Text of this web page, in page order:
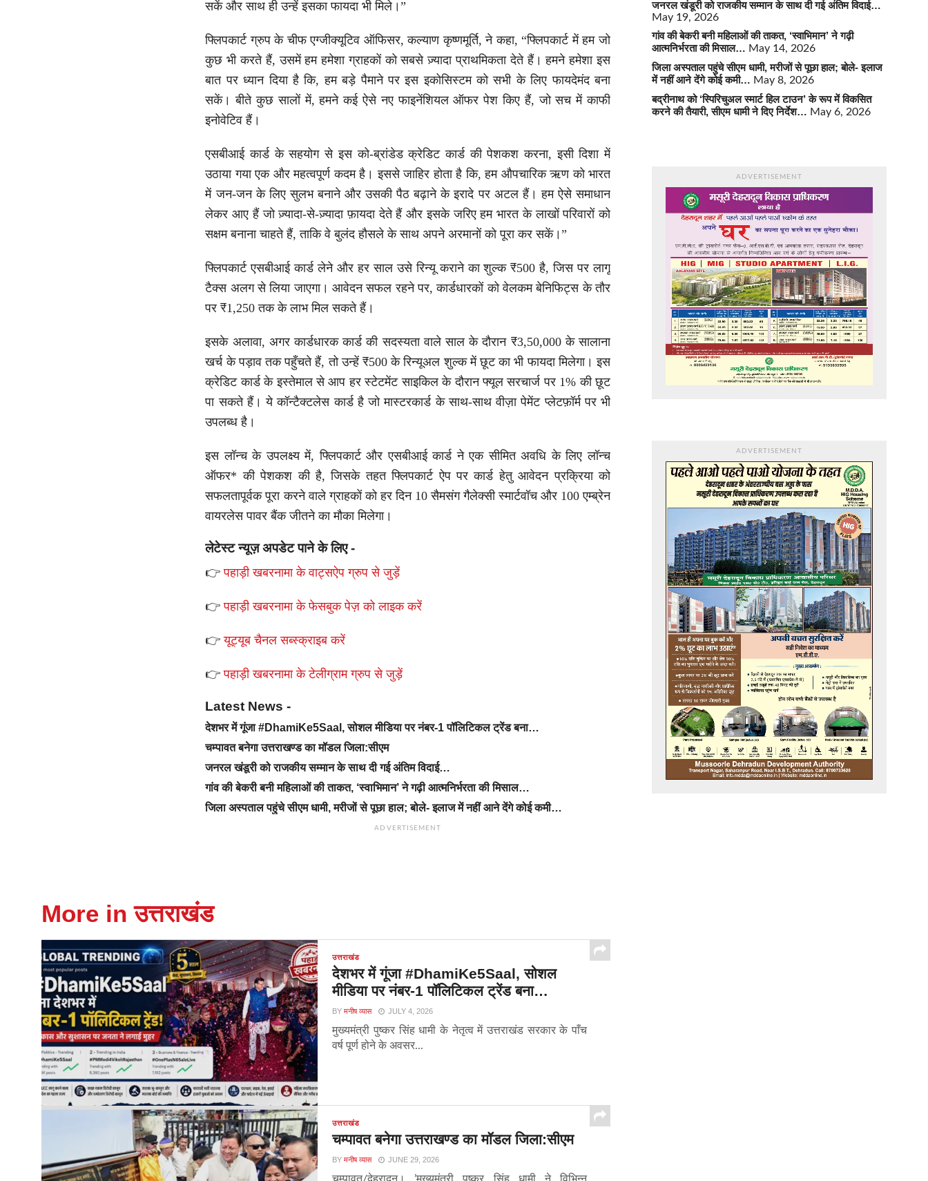
सकें और साथ ही उन्हें इसका फायदा भी मिले।”
फ्लिपकार्ट ग्रुप के चीफ एग्जीक्यूटिव ऑफिसर, कल्याण कृष्णमूर्ति, ने कहा, “फ्लिपकार्ट में हम जो
कुछ भी करते हैं, उसमें हम हमेशा ग्राहकों को सबसे ज़्यादा प्राथमिकता देते हैं। हमने हमेशा इस
बात पर ध्यान दिया है कि, हम बड़े पैमाने पर इस इकोसिस्टम को सभी के लिए फायदेमंद बना
सकें। बीते कुछ सालों में, हमने कई ऐसे नए फाइनेंशियल ऑफर पेश किए हैं, जो सच में काफी
इनोवेटिव हैं।
एसबीआई कार्ड के सहयोग से इस को-ब्रांडेड क्रेडिट कार्ड की पेशकश करना, इसी दिशा में
उठाया गया एक और महत्वपूर्ण कदम है। इससे जाहिर होता है कि, हम औपचारिक ऋण को भारत
में जन-जन के लिए सुलभ बनाने और उसकी पैठ बढ़ाने के इरादे पर अटल हैं। हम ऐसे समाधान
लेकर आए हैं जो ज़्यादा-से-ज़्यादा फ़ायदा देते हैं और इसके जरिए हम भारत के लाखों परिवारों को
सक्षम बनाना चाहते हैं, ताकि वे बुलंद हौसले के साथ अपने अरमानों को पूरा कर सकें।”
फ्लिपकार्ट एसबीआई कार्ड लेने और हर साल उसे रिन्यू कराने का शुल्क ₹500 है, जिस पर लागू
टैक्स अलग से लिया जाएगा। आवेदन सफल रहने पर, कार्डधारकों को वेलकम बेनिफिट्स के तौर
पर ₹1,250 तक के लाभ मिल सकते हैं।
इसके अलावा, अगर कार्डधारक कार्ड की सदस्यता वाले साल के दौरान ₹3,50,000 के सालाना
खर्च के पड़ाव तक पहुँचते हैं, तो उन्हें ₹500 के रिन्यूअल शुल्क में छूट का भी फायदा मिलेगा। इस
क्रेडिट कार्ड के इस्तेमाल से आप हर स्टेटमेंट साइकिल के दौरान फ्यूल सरचार्ज पर 1% की छूट
पा सकते हैं। ये कॉन्टैक्टलेस कार्ड है जो मास्टरकार्ड के साथ-साथ वीज़ा पेमेंट प्लेटफ़ॉर्म पर भी
उपलब्ध है।
इस लॉन्च के उपलक्ष्य में, फ्लिपकार्ट और एसबीआई कार्ड ने एक सीमित अवधि के लिए लॉन्च
ऑफर* की पेशकश की है, जिसके तहत फ्लिपकार्ट ऐप पर कार्ड हेतु आवेदन प्रक्रिया को
सफलतापूर्वक पूरा करने वाले ग्राहकों को हर दिन 10 सैमसंग गैलेक्सी स्मार्टवॉच और 100 एम्ब्रेन
वायरलेस पावर बैंक जीतने का मौका मिलेगा।
लेटेस्ट न्यूज़ अपडेट पाने के लिए -
👉पहाड़ी खबरनामा के वाट्सऐप ग्रुप से जुड़ें
👉पहाड़ी खबरनामा के फेसबुक पेज़ को लाइक करें
👉यूट्यूब चैनल सब्स्क्राइब करें
👉पहाड़ी खबरनामा के टेलीग्राम ग्रुप से जुड़ें
Latest News -
देशभर में गूंजा #DhamiKe5Saal, सोशल मीडिया पर नंबर-1 पॉलिटिकल ट्रेंड बना…
चम्पावत बनेगा उत्तराखण्ड का मॉडल जिला:सीएम
जनरल खंडूरी को राजकीय सम्मान के साथ दी गई अंतिम विदाई…
गांव की बेकरी बनी महिलाओं की ताकत, ‘स्वाभिमान’ ने गढ़ी आत्मनिर्भरता की मिसाल…
जिला अस्पताल पहुंचे सीएम धामी, मरीजों से पूछा हाल; बोले- इलाज में नहीं आने देंगे कोई कमी…
ADVERTISEMENT
More in उत्तराखंड
उत्तराखंड
देशभर में गूंजा #DhamiKe5Saal, सोशल
मीडिया पर नंबर-1 पॉलिटिकल ट्रेंड बना…
BYमनीष व्यास JULY 4, 2026
मुख्यमंत्री पुष्कर सिंह धामी के नेतृत्व में उत्तराखंड सरकार के पाँच
वर्ष पूर्ण होने के अवसर...
उत्तराखंड
चम्पावत बनेगा उत्तराखण्ड का मॉडल जिला:सीएम
BYमनीष व्यास JUNE 29, 2026
जनरल खंडूरी को राजकीय सम्मान के साथ दी गई अंतिम विदाई…
May 19, 2026
गांव की बेकरी बनी महिलाओं की ताकत, ‘स्वाभिमान’ ने गढ़ी
आत्मनिर्भरता की मिसाल… May 14, 2026
जिला अस्पताल पहुंचे सीएम धामी, मरीजों से पूछा हाल; बोले- इलाज
में नहीं आने देंगे कोई कमी… May 8, 2026
बद्रीनाथ को ‘स्पिरिचुअल स्मार्ट हिल टाउन’ के रूप में विकसित
करने की तैयारी, सीएम धामी ने दिए निर्देश… May 6, 2026
ADVERTISEMENT
ADVERTISEMENT